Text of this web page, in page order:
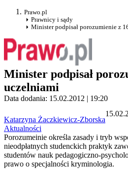
Prawo.pl
Prawnicy i sądy
Minister podpisał porozumienie z
Minister podpisał
uczelniami
Data dodania: 15.02.2012 | 19:20
Katarzyna Żaczkiewicz-Zborska
Aktualności
Porozumeinie określa zasady i tryb
nieodpłatnych studenckich praktyk
studentów nauk pedagogiczno-
prawo o specjalności kryminologia.